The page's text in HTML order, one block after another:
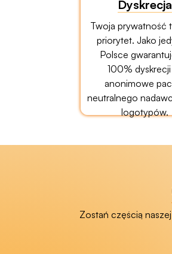
Dyskrecja
Twoja prywatność
priorytet. Jako
Polsce
100%
anonimowe
neutralnego
logotypów.
Zostań częścią